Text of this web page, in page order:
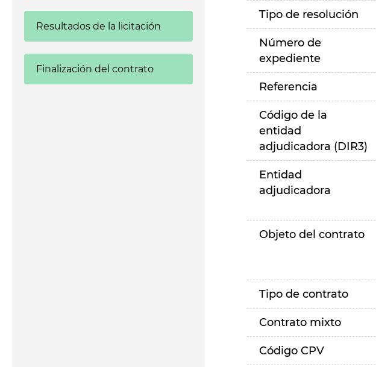
Resultados de la licitación
Finalización del contrato
Tipo de resolución
Número de
expediente
Referencia
Código de la
entidad
adjudicadora (DIR3)
Entidad
adjudicadora
Objeto del contrato
Tipo de contrato
Contrato mixto
Código CPV